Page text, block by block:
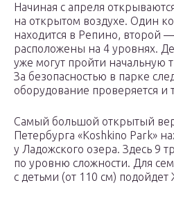
Начиная с апреля
на открытом воздухе. Один
находится в Репино, второй
расположены на 4 уровнях.
уже могут пройти начальную
За безопасностью в парке
оборудование проверяется и
Самый большой открытый
Петербурга «Koshkino Park»
у Ладожского озера. Здесь 9
по уровню сложности. Для
с детьми (от 110 см) подойдет